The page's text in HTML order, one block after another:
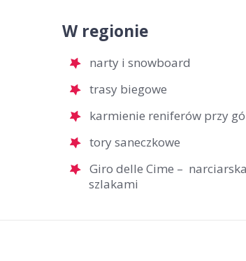
W regionie
narty i snowboard
trasy biegowe
karmienie reniferów przy
tory saneczkowe
Giro delle Cime –
szlakami